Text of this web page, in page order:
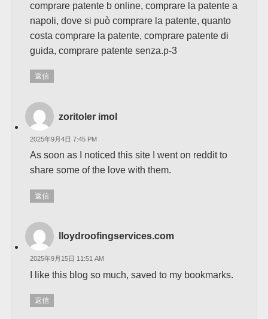
comprare patente b online, comprare la patente a
napoli, dove si può comprare la patente, quanto
costa comprare la patente, comprare patente di
guida, comprare patente senza.p-3
返信
zoritoler imol
2025年9月4日 7:45 PM
As soon as I noticed this site I went on reddit to
share some of the love with them.
返信
lloydroofingservices.com
2025年9月15日 11:51 AM
I like this blog so much, saved to my bookmarks.
返信